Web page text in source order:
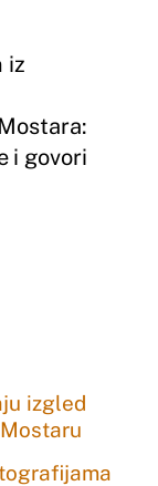
iz
i govori
izgled